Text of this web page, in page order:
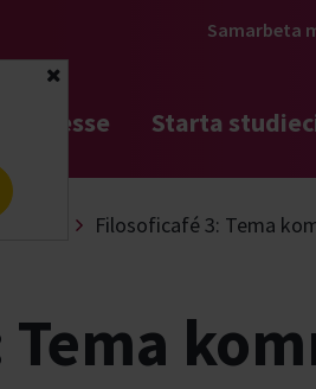
Stäng
Samarbeta
intresse Starta
Filosoficafé 3: Tema